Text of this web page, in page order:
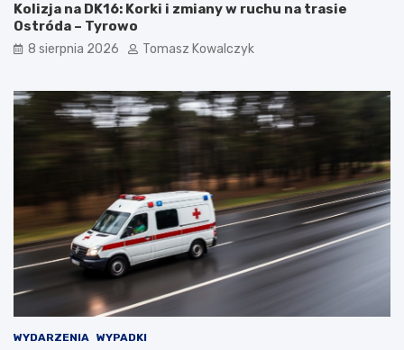
Kolizja na DK16: Korki i zmiany w ruchu na trasie
Ostróda – Tyrowo
8 sierpnia 2026 Tomasz Kowalczyk
WYDARZENIA WYPADKI